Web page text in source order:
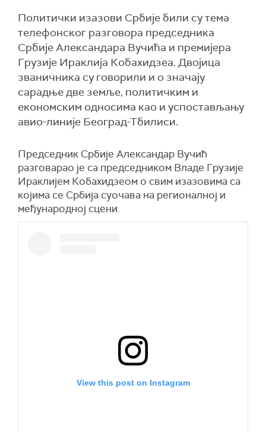
Политички изазови Србије били су тема
телефонског разговора председника
Србије Александара Вучића и премијера
Грузије Ираклија Кобахидзеа. Двојица
званичника су говорили и о значају
сарадње две земље, политичким и
економским односима као и успостављању
авио-линије Београд-Тбилиси.
Председник Србије Александар Вучић
разговарао је са председником Владе Грузије
Ираклијем Кобахидзеом о свим изазовима са
којима се Србија суочава на регионалној и
међународној сцени.
View this post on Instagram